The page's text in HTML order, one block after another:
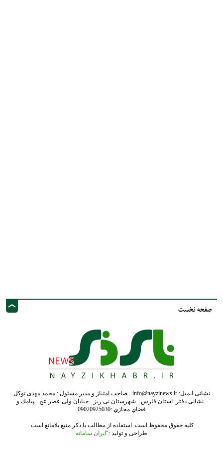
صفحه نخست
نشانی ایمیل: info@nayzinews.ir - صاحب امتیاز و مدیر مسئول : محمد مهدی توکل
- نشانی دفتر: استان فارس - شهرستان نی ریز - خیابان ولی عصر عج - پيامك و
فضاي مجازي :09020925030
کلیه حقوق محفوظ است. استفاده از مطالب با ذکر منبع بلامانع است.
طراحی و تولید :" ایران سامانه